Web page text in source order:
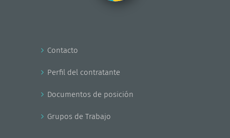
Contacto
Perfil del contratante
Documentos de posición
Grupos de Trabajo